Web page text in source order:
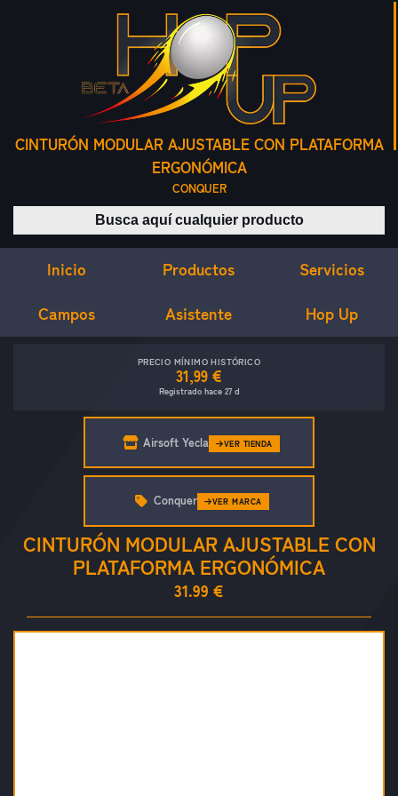
CINTURÓN MODULAR AJUSTABLE CON PLATAFORMA
ERGONÓMICA
CONQUER
Buscar productos
Inicio Productos Servicios
Campos Asistente Hop Up
PRECIO MÍNIMO HISTÓRICO
31,99 €
Registrado hace 27 d
Airsoft Yecla VER TIENDA
CINTURÓN MODULAR AJUSTABLE CON
PLATAFORMA ERGONÓMICA
31.99 €
Conquer VER MARCA